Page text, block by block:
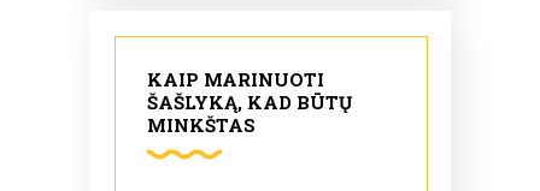
KAIP MARINUOTI
ŠAŠLYKĄ, KAD BŪTŲ
MINKŠTAS